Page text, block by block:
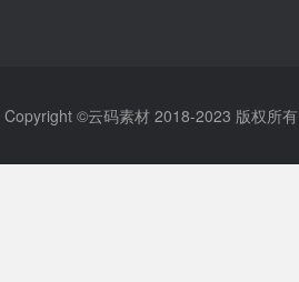
Copyright ©云码素材 2018-2023 版权所有